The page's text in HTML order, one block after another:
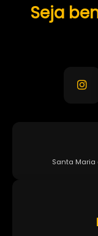
Seja
Santa Maria